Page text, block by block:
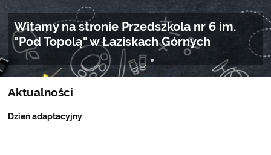
Witamy na stronie Przedszkola nr 6 im.
"Pod Topolą" w Łaziskach Górnych
Aktualności
Dzień adaptacyjny